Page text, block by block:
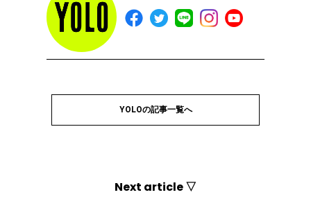
YOLOの記事一覧へ
Next article ▽